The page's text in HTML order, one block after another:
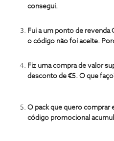
consegui.
Fui a um ponto de revenda
o código não foi aceite.
Fiz uma compra de valor
desconto de €5. O que
O pack que quero comprar
código promocional